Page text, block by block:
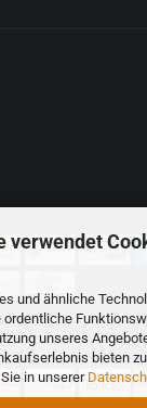
verwendet
und ähnliche
ordentliche
unseres
bieten
in unserer